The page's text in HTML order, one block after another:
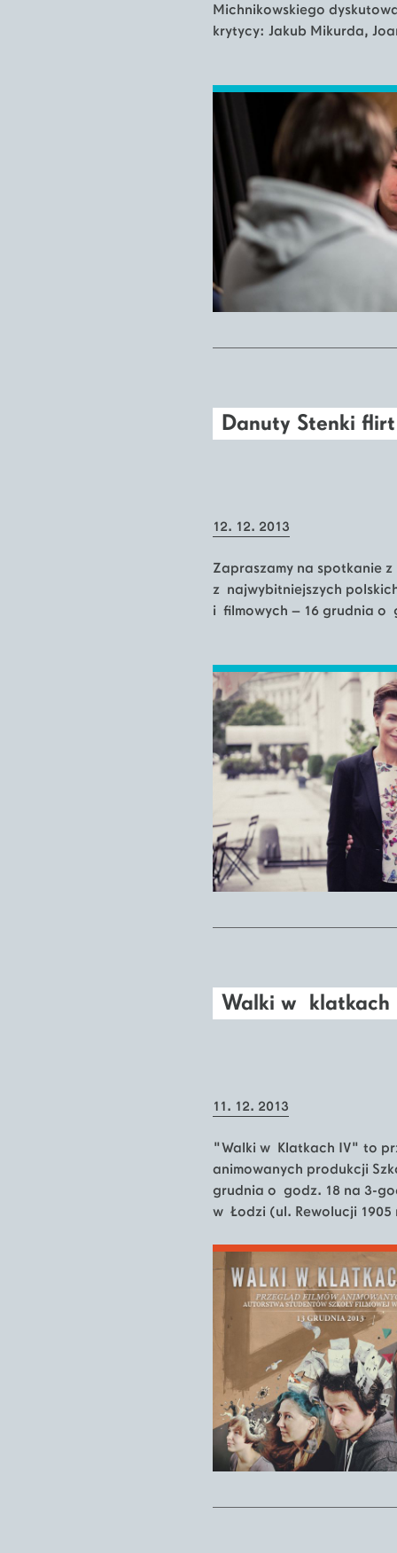
Michnikowskiego
krytycy: Jakub Mikurda,
Danuty Stenki
12. 12. 2013
Zapraszamy na spotkanie
z najwybitniejszych
i filmowych – 16 grudnia o
Walki w klatkach
11. 12. 2013
"Walki w Klatkach IV" to
animowanych produkcji
grudnia o godz. 18 na 3-
w Łodzi (ul. Rewolucji 1905